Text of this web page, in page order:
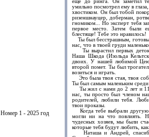
Номер 1 - 2025 год
еще до ринга. Он заметил
умильно посмотрел ему в
хвостиком. Он был тобой
ризеншнауцер, доберман,
гномиком... Но эксперт тебя
первое место. Затем были
блестяще! Тебе это нравилось!
Ты был бесстрашным,
нас, что в твоей груди
Ты вырастил первых деток
Наша Шкода (Изольда
двоих. У нашей любимой
второй помет. Ты был
возиться и играть.
Это была твоя стая, твоя
Ты был самым маленьким
Ты жил с нами до 2 лет и 11
нас, ты просто был членом
родителей, любили тебя.
твои проказы.
Когда тебе выбрали другую
могли ни на что повлиять.
чудесных хозяев, мы были
которые тебя будут любить,
Наташа и Андрей,